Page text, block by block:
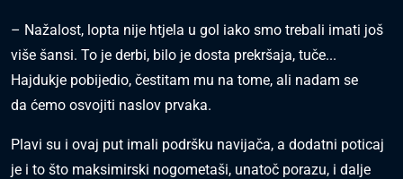
– Nažalost, lopta nije htjela u gol iako smo trebali imati još
više šansi. To je derbi, bilo je dosta prekršaja, tuče...
Hajdukje pobijedio, čestitam mu na tome, ali nadam se
da ćemo osvojiti naslov prvaka.
Plavi su i ovaj put imali podršku navijača, a dodatni poticaj
je i to što maksimirski nogometaši, unatoč porazu, i dalje